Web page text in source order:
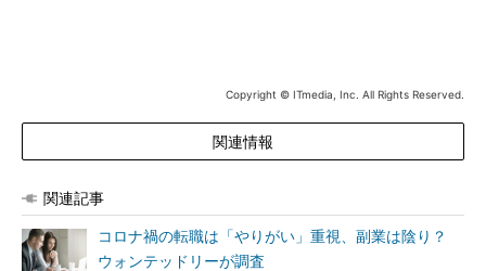
Copyright © ITmedia, Inc. All Rights Reserved.
関連情報
関連記事
コロナ禍の転職は「やりがい」重視、副業は陰り？
ウォンテッドリーが調査